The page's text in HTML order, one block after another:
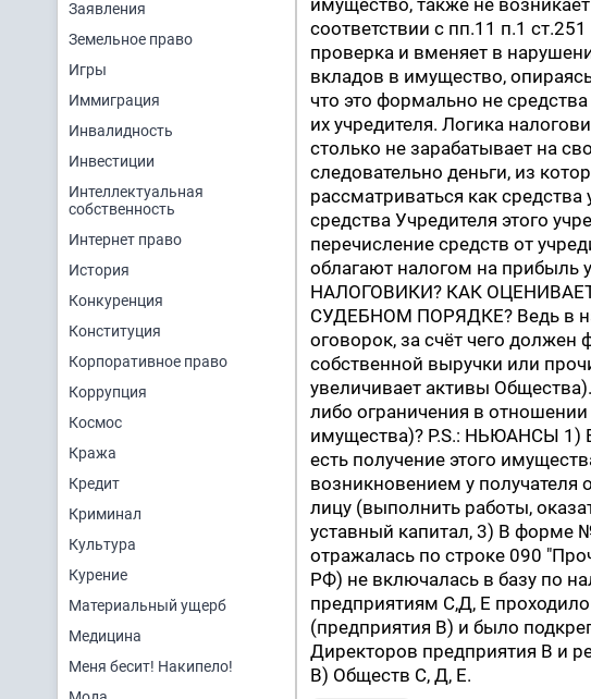
Заявления
Земельное право
Игры
Иммиграция
Инвалидность
Инвестиции
Интеллектуальная
собственность
Интернет право
История
Конкуренция
Конституция
Корпоративное право
Коррупция
Космос
Кража
Кредит
Криминал
Культура
Курение
Материальный ущерб
Медицина
Меня бесит! Накипело!
имущество, также не
соответствии с пп.11 п.1
проверка и вменяет в
вкладов в имущество,
что это формально не
их учредителя. Логика
столько не зарабатывает на
следовательно деньги, из
рассматриваться как
средства Учредителя этого
перечисление средств от
облагают налогом на
НАЛОГОВИКИ? КАК
СУДЕБНОМ ПОРЯДКЕ? Ведь в
оговорок, за счёт чего
собственной выручки или
увеличивает активы
либо ограничения в
имущества)? P.S.: НЬЮАНСЫ 1)
есть получение этого
возникновением у
лицу (выполнить работы,
уставный капитал, 3) В форме
отражалась по строке 090
РФ) не включалась в базу по
предприятиям С,Д, Е проходило
(предприятия В) и было
Директоров предприятия В и
В) Обществ С, Д, Е.